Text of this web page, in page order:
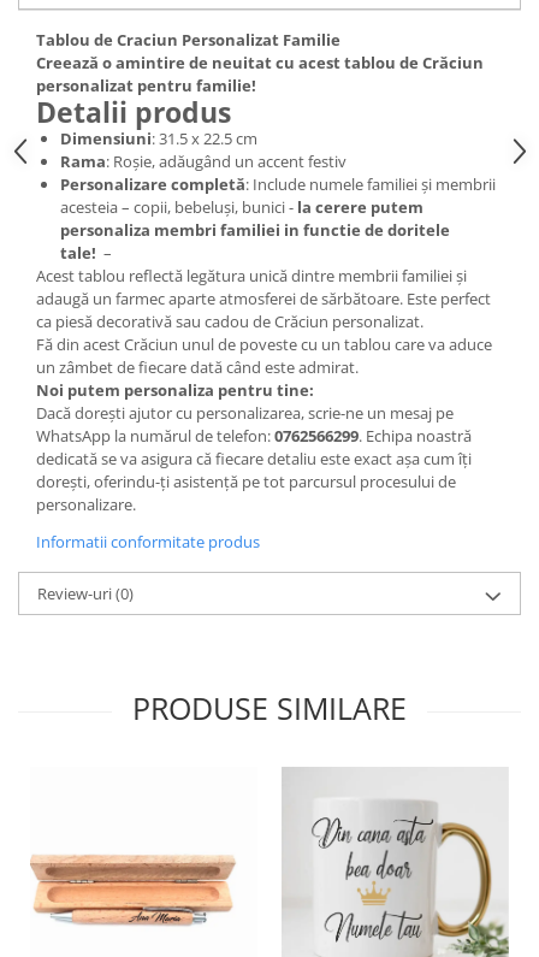
Tablou de Craciun Personalizat Familie
Creează o amintire de neuitat cu acest tablou de Crăciun
personalizat pentru familie!
Detalii produs
Dimensiuni: 31.5 x 22.5 cm
Rama: Roșie, adăugând un accent festiv
Personalizare completă: Include numele familiei și membrii
acesteia – copii, bebeluși, bunici - la cerere putem
personaliza membri familiei in functie de doritele
tale! –
Acest tablou reflectă legătura unică dintre membrii familiei și
adaugă un farmec aparte atmosferei de sărbătoare. Este perfect
ca piesă decorativă sau cadou de Crăciun personalizat.
Fă din acest Crăciun unul de poveste cu un tablou care va aduce
un zâmbet de fiecare dată când este admirat.
Noi putem personaliza pentru tine:
Dacă dorești ajutor cu personalizarea, scrie-ne un mesaj pe
WhatsApp la numărul de telefon:0762566299. Echipa noastră
dedicată se va asigura că fiecare detaliu este exact așa cum îți
dorești, oferindu-ți asistență pe tot parcursul procesului de
personalizare.
Informatii conformitate produs
Review-uri(0)
PRODUSE SIMILARE